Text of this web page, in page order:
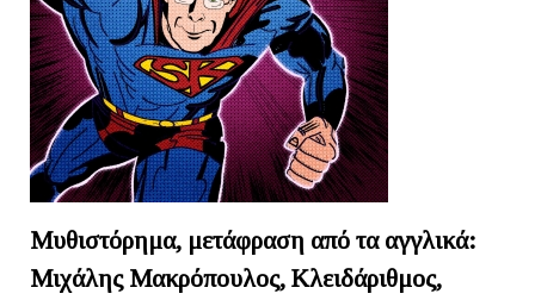
Μυθιστόρημα, μετάφραση από τα αγγλικά:
Μιχάλης Μακρόπουλος, Κλειδάριθμος,